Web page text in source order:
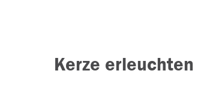
Kerze erleuchten